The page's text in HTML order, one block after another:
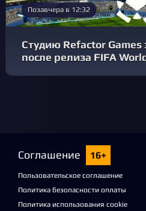
Позавчера в 12:32
Студию Refactor Games
после релиза FIFA
Соглашение 16+
Пользовательское соглашение
Политика безопасности оплаты
Политика использования cookie